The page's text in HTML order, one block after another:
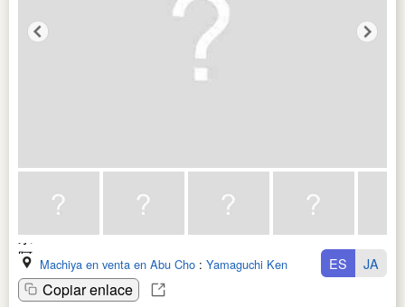
Machiya en venta en Abu Cho : Yamaguchi Ken
Copiar enlace
ES JA